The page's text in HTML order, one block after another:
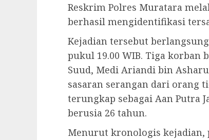
Reskrim Polres Muratara
berhasil mengidentifikasi
Kejadian tersebut
pukul 19.00 WIB. Tiga korban
Suud, Medi Ariandi bin
sasaran serangan dari orang
terungkap sebagai Aan Putra
berusia 26 tahun.
Menurut kronologis kejadian,